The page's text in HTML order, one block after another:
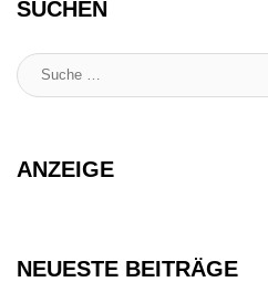
SUCHEN
Suche
:
ANZEIGE
NEUESTE BEITRÄGE